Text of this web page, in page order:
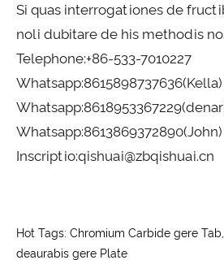
Si quas interrogationes de
noli dubitare de his methodis
Telephone:+86-533-7010227
Whatsapp:8615898737636(Kella)
Whatsapp:8618953367229
Whatsapp:8613869372890(John)
Inscriptio:qishuai@zbqishuai.cn
Hot Tags: Chromium Carbide gere
deaurabis gere Plate